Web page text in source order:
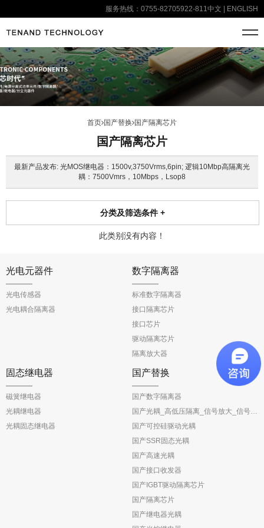
服务热线：0755-82705922-811中文 ENGLISH
首页 国产替换 国产隔离芯片
国产隔离芯片
最新产品发布: 光MOS继电器：1500v,3750Vrms,6pin; 逻辑10Mbp高隔离光
耦：7500Vmrs，10Mbps，Lsop8
分类及筛选条件 +
此类别没有内容！
光电元器件
光电传感器
光电耦合隔离器
数字隔离器
标准数字隔离器
接口隔离芯片
接口芯片
驱动隔离芯片
隔离放大器
固态继电器
磁簧继电器
光耦继电器
光耦固态继电器
国产替换
国产数字隔离器
国产光耦_高低压隔离_信号放大_信号反馈
国产可控硅驱动光耦
国产SSR固态光耦
国产高速光耦
国产接口收发器
国产IGBT驱动隔离芯片
国产隔离芯片
国产继电器光耦